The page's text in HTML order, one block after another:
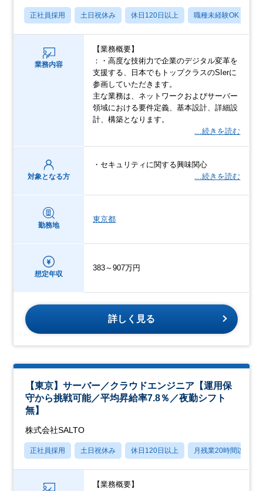
正社員採用 土日祝休み 休日120日以上 職種未経験OK
業務内容
【業務概要】
：・高度な技術力で企業のデジタル変革を
支援する、日本でもトップクラスのSIerに
参画していただきます。
主な業務は、ネットワークおよびサーバー
領域における要件定義、基本設計、詳細設
計、構築となります。
…続きを読む
対象となる方
・セキュリティに関する興味関心
…続きを読む
勤務地
東京都
想定年収
383～907万円
詳しく見る
【東京】サーバー／クラウドエンジニア【運用保
守から挑戦可能／平均昇給率7.8％／夜勤シフト
無】
株式会社SALTO
正社員採用 土日祝休み 休日120日以上 月残業20時間以内
【業務概要】